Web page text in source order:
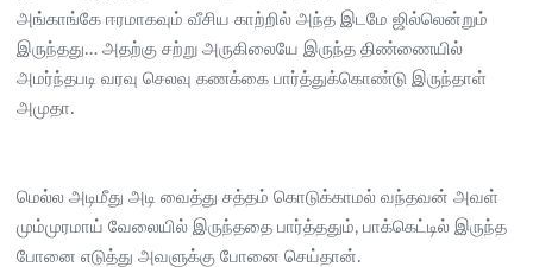
அங்காங்கே ஈரமாகவும் வீசிய காற்றில் அந்த இடமே ஜில்லென்றும்
இருந்தது… அதற்கு சற்று அருகிலையே இருந்த திண்ணையில்
அமர்ந்தபடி வரவு செலவு கணக்கை பார்த்துக்கொண்டு இருந்தாள்
அமுதா.
மெல்ல அடிமீது அடி வைத்து சத்தம் கொடுக்காமல் வந்தவன் அவள்
மும்முரமாய் வேலையில் இருந்ததை பார்த்ததும், பாக்கெட்டில் இருந்த
போனை எடுத்து அவளுக்கு போனை செய்தான்.